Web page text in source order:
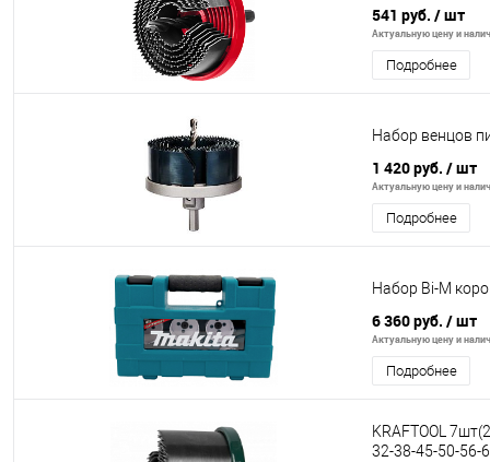
541 руб. / шт
Актуальную цену и
Подробнее
Набор венцов
1 420 руб. / шт
Актуальную цену и
Подробнее
Набор Bi-M
6 360 руб. / шт
Актуальную цену и
Подробнее
KRAFTOOL
32-38-45-50-56-